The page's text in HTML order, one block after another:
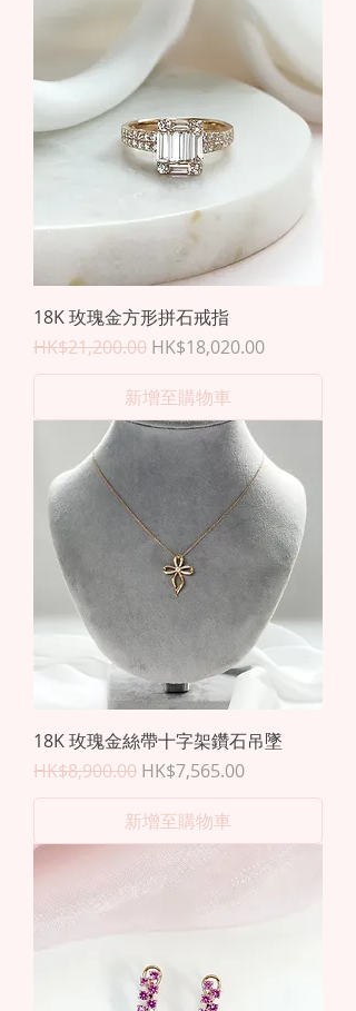
18K 玫瑰金方形拼石戒指
一般價格
HK$21,200.00 促銷價格
HK$18,020.00
新增至購物車
18K 玫瑰金絲帶十字架鑽石吊墜
一般價格
HK$8,900.00 促銷價格
HK$7,565.00
新增至購物車